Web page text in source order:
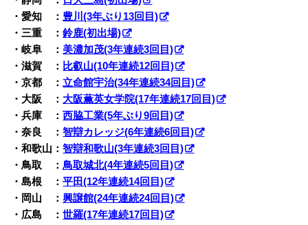
・愛知 ：豊川(3年ぶり13回目)
・三重 ：鈴鹿(初出場)
・岐阜 ：美濃加茂(3年連続3回目)
・滋賀 ： 比叡山(10年連続12回目)
・京都 ：立命館宇治(34年連続34回目)
・大阪 ： 大阪薫英女学院(17年連続17回目)
・兵庫 ：西脇工業(5年ぶり9回目)
・奈良 ：智辯カレッジ(6年連続6回目)
・和歌山：智辯和歌山(3年連続3回目)
・鳥取 ：鳥取城北(4年連続5回目)
・島根 ：平田(12年連続14回目)
・岡山 ：興譲館(24年連続24回目)
・広島 ：世羅(17年連続17回目)